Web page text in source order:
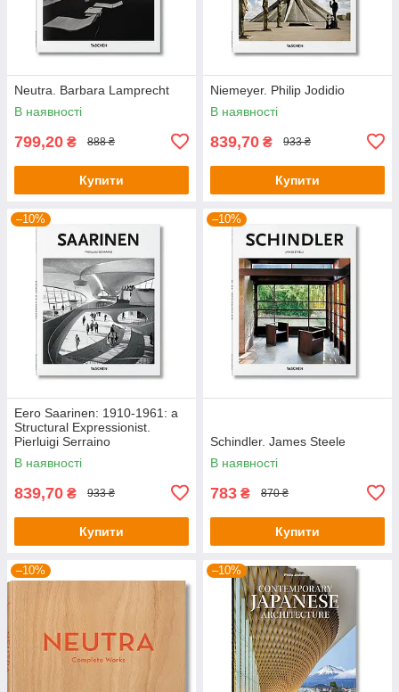
Neutra. Barbara Lamprecht
В наявності
799,20 ₴ 888 ₴
Купити
Niemeyer. Philip Jodidio
В наявності
839,70 ₴ 933 ₴
Купити
–10%
Eero Saarinen: 1910-1961: a
Structural Expressionist.
Pierluigi Serraino
В наявності
839,70 ₴ 933 ₴
Купити
–10%
Schindler. James Steele
В наявності
783 ₴ 870 ₴
Купити
–10% –10%